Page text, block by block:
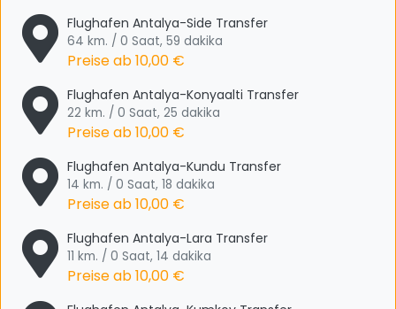
Flughafen Antalya-Side Transfer
64 km. / 0 Saat, 59 dakika
Preise ab10,00 €
Flughafen Antalya-Konyaalti Transfer
22 km. / 0 Saat, 25 dakika
Preise ab10,00 €
Flughafen Antalya-Kundu Transfer
14 km. / 0 Saat, 18 dakika
Preise ab10,00 €
Flughafen Antalya-Lara Transfer
11 km. / 0 Saat, 14 dakika
Preise ab10,00 €